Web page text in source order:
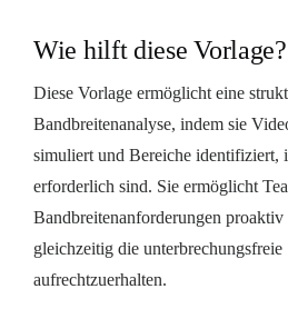
Wie hilft diese Vorlage?
Diese Vorlage ermöglicht eine
Bandbreitenanalyse, indem sie
simuliert und Bereiche identifiziert,
erforderlich sind. Sie ermöglicht
Bandbreitenanforderungen
gleichzeitig die unterbrechungsfreie
aufrechtzuerhalten.